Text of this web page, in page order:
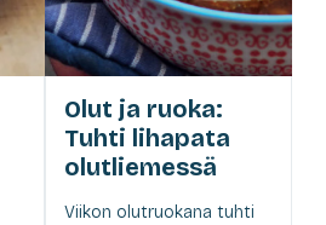
Olut ja ruoka:
Tuhti lihapata
olutliemessä
Viikon olutruokana tuhti